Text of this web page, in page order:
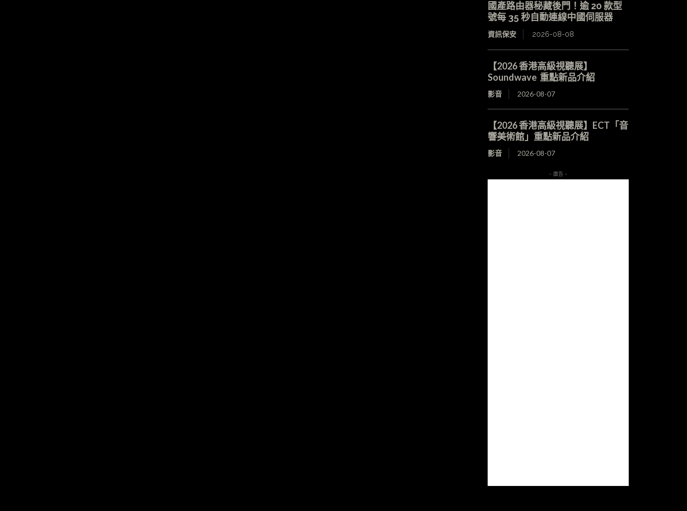
國產路由器秘藏後門！逾 20 款型
號每 35 秒自動連線中國伺服器
資訊保安 2026-08-08
【2026 香港高級視聽展】
Soundwave 重點新品介紹
影音 2026-08-07
【2026 香港高級視聽展】ECT「音
響美術館」重點新品介紹
影音 2026-08-07
- 廣告 -